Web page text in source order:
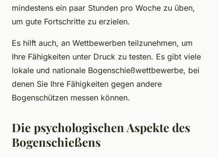
mindestens ein paar Stunden pro Woche zu üben,
um gute Fortschritte zu erzielen.
Es hilft auch, an Wettbewerben teilzunehmen, um
Ihre Fähigkeiten unter Druck zu testen. Es gibt viele
lokale und nationale Bogenschießwettbewerbe, bei
denen Sie Ihre Fähigkeiten gegen andere
Bogenschützen messen können.
Die psychologischen Aspekte des
Bogenschießens